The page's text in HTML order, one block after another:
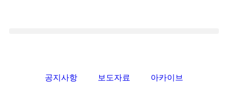
공지사항 보도자료 아카이브